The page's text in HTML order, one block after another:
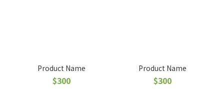
Product Name
$300
Product Name
$300